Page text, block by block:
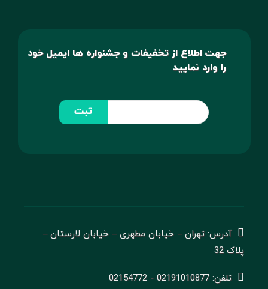
جهت اطلاع از تخفیفات و جشنواره ها ایمیل خود
را وارد نمایید
ثبت
آدرس: تهران – خیابان مطهری – خیابان لارستان –
پلاک 32
تلفن: 02191010877 - 02154772